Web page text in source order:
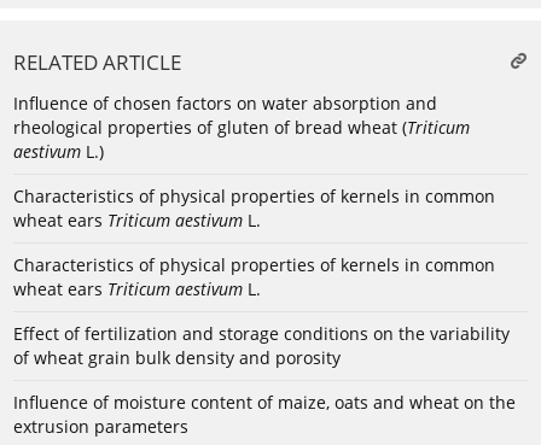
RELATED ARTICLE
Influence of chosen factors on water absorption and
rheological properties of gluten of bread wheat (Triticum
aestivum L.)
Characteristics of physical properties of kernels in common
wheat ears Triticum aestivum L.
Characteristics of physical properties of kernels in common
wheat ears Triticum aestivum L.
Effect of fertilization and storage conditions on the variability
of wheat grain bulk density and porosity
Influence of moisture content of maize, oats and wheat on the
extrusion parameters